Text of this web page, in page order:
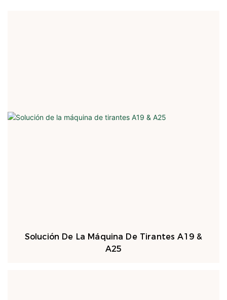
Solución De La Máquina De Tirantes A19 &
A25